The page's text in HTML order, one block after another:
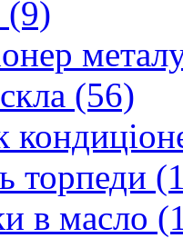
(9)
(56)
торпеди
в масло